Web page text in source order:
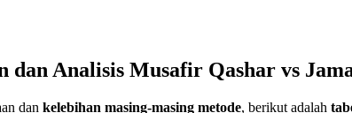
dan Analisis Musafir Qashar vs
dan kelebihan masing-masing metode, berikut adalah